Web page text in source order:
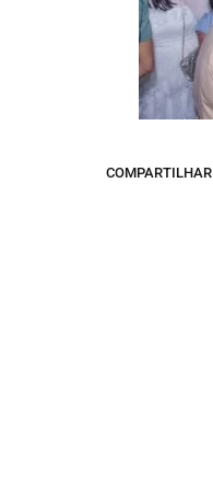
COMPARTILHAR